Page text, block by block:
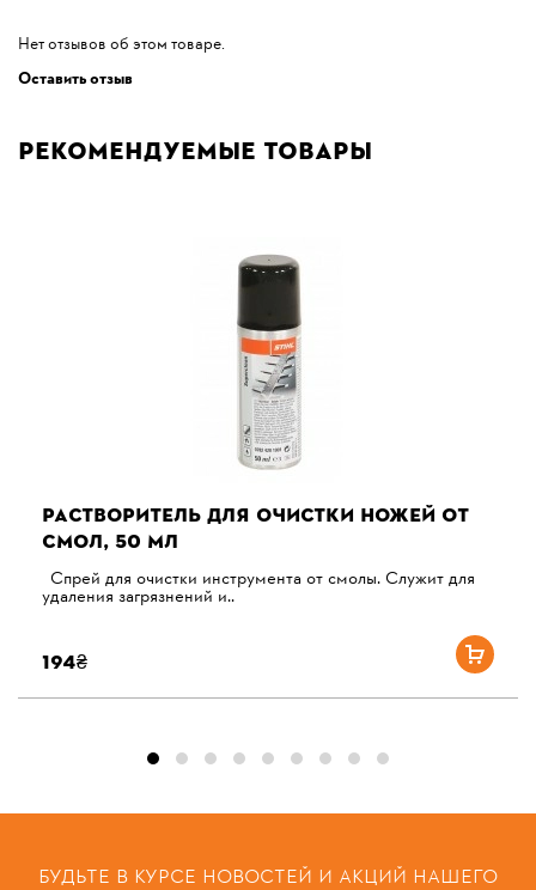
Нет отзывов об этом товаре.
Оставить отзыв
Рекомендуемые товары
РАСТВОРИТЕЛЬ ДЛЯ ОЧИСТКИ НОЖЕЙ ОТ
СМОЛ, 50 МЛ
Спрей для очистки инструмента от смолы. Служит для
удаления загрязнений и..
194₴
БУДЬТЕ В КУРСЕ НОВОСТЕЙ И АКЦИЙ НАШЕГО